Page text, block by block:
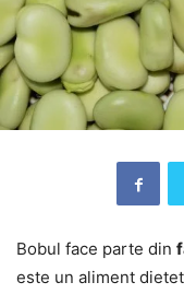
Bobul face parte din
este un aliment